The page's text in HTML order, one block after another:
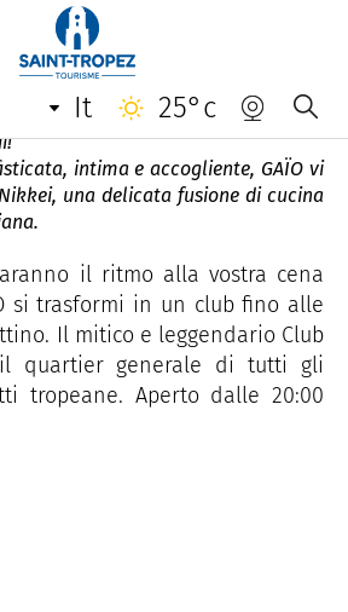
it 25°c
Gaïo
e sul villaggio, GAÏO mette Saint-
intima e accogliente, GAÏO vi
una delicata fusione di cucina
il ritmo alla vostra cena
si trasformi in un club fino alle
Il mitico e leggendario Club
quartier generale di tutti gli
tropeane. Aperto dalle 20:00